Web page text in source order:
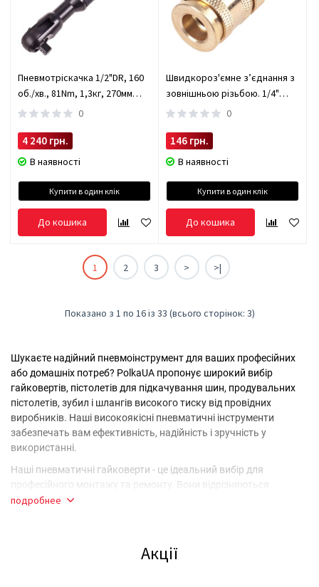
Пневмотріскачка 1/2"DR, 160
об./хв., 81Nm, 1,3кг, 270мм
(84120) HANS (84120)
0
4 240 грн.
В наявності
Купити в один клік
До кошика
Швидкороз'ємне з’єднання з
зовнішньою різьбою. 1/4"
Інструмент Alloid (ПМ-2SM)
0
146 грн.
В наявності
Купити в один клік
До кошика
1 2 3 > >|
Показано з 1 по 16 із 33 (всього сторінок: 3)
Шукаєте надійний пневмоінструмент для ваших професійних
або домашніх потреб? PolkaUA пропонує широкий вибір
гайковертів, пістолетів для підкачування шин, продувальних
пістолетів, зубил і шлангів високого тиску від провідних
виробників. Наші високоякісні пневматичні інструменти
забезпечать вам ефективність, надійність і зручність у
використанні.
Наші пневматичні гайковерти - це ідеальний вибір для
професійного монтажу та ремонту. Вони відрізняються
високою продуктивністю, надійністю та довговічністю.
подробнее
Акції